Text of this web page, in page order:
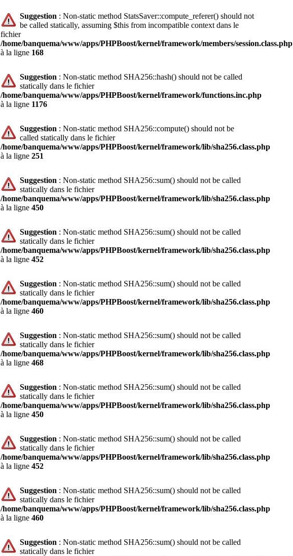
Suggestion : Non-static method StatsSaver::compute_referer() should not
be called statically, assuming $this from incompatible context dans le
fichier
/home/banquema/www/apps/PHPBoost/kernel/framework/members/session.class.php
à la ligne 168
Suggestion : Non-static method SHA256::hash() should not be called
statically dans le fichier
/home/banquema/www/apps/PHPBoost/kernel/framework/functions.inc.php
à la ligne 1176
Suggestion : Non-static method SHA256::compute() should not be
called statically dans le fichier
/home/banquema/www/apps/PHPBoost/kernel/framework/lib/sha256.class.php
à la ligne 251
Suggestion : Non-static method SHA256::sum() should not be called
statically dans le fichier
/home/banquema/www/apps/PHPBoost/kernel/framework/lib/sha256.class.php
à la ligne 450
Suggestion : Non-static method SHA256::sum() should not be called
statically dans le fichier
/home/banquema/www/apps/PHPBoost/kernel/framework/lib/sha256.class.php
à la ligne 452
Suggestion : Non-static method SHA256::sum() should not be called
statically dans le fichier
/home/banquema/www/apps/PHPBoost/kernel/framework/lib/sha256.class.php
à la ligne 460
Suggestion : Non-static method SHA256::sum() should not be called
statically dans le fichier
/home/banquema/www/apps/PHPBoost/kernel/framework/lib/sha256.class.php
à la ligne 468
Suggestion : Non-static method SHA256::sum() should not be called
statically dans le fichier
/home/banquema/www/apps/PHPBoost/kernel/framework/lib/sha256.class.php
à la ligne 450
Suggestion : Non-static method SHA256::sum() should not be called
statically dans le fichier
/home/banquema/www/apps/PHPBoost/kernel/framework/lib/sha256.class.php
à la ligne 452
Suggestion : Non-static method SHA256::sum() should not be called
statically dans le fichier
/home/banquema/www/apps/PHPBoost/kernel/framework/lib/sha256.class.php
à la ligne 460
Suggestion : Non-static method SHA256::sum() should not be called
statically dans le fichier